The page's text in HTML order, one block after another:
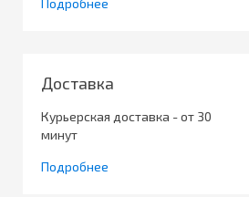
Доставка
Курьерская доставка - от 30
минут
Подробнее